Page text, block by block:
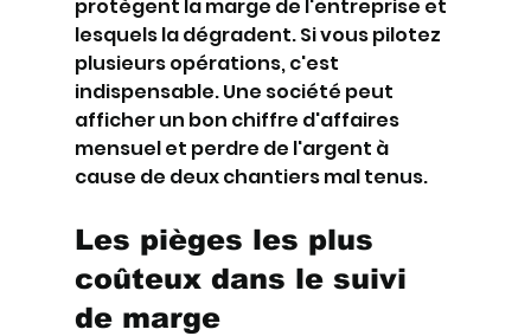
protègent la marge de l'entreprise et
lesquels la dégradent. Si vous pilotez
plusieurs opérations, c'est
indispensable. Une société peut
afficher un bon chiffre d'affaires
mensuel et perdre de l'argent à
cause de deux chantiers mal tenus.
Les pièges les plus
coûteux dans le suivi
de marge